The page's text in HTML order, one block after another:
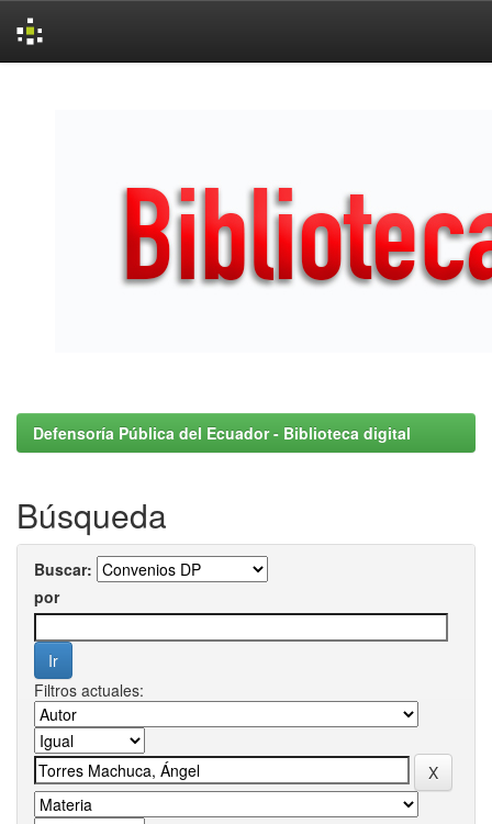
Defensoría Pública del Ecuador - Biblioteca digital
Búsqueda
Buscar:
por
Filtros actuales: